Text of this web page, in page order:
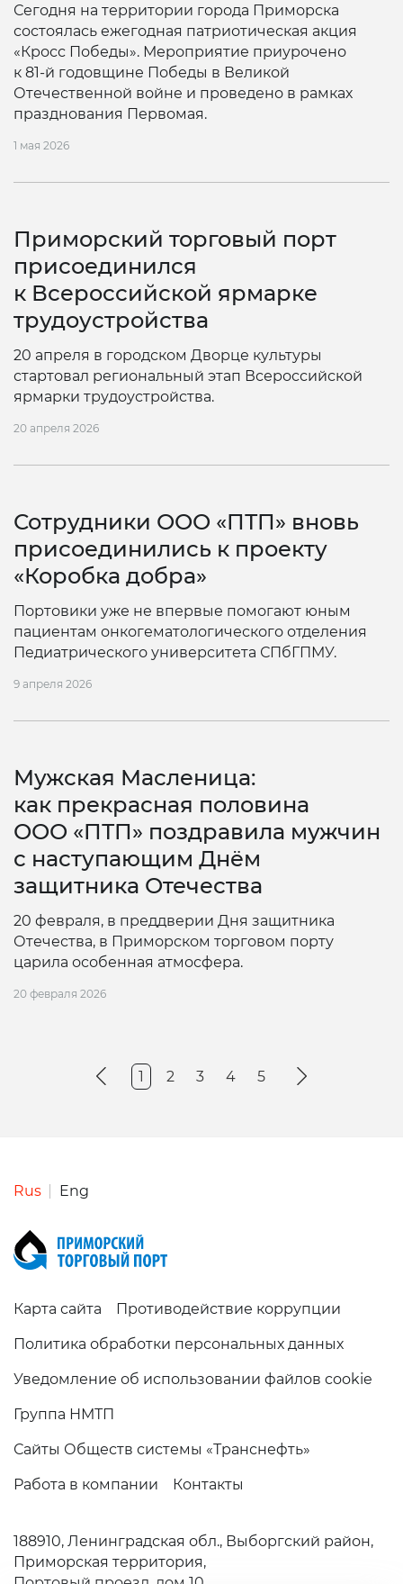
Сегодня на территории города Приморска
состоялась ежегодная патриотическая акция
«Кросс Победы». Мероприятие приурочено
к 81‑й годовщине Победы в Великой
Отечественной войне и проведено в рамках
празднования Первомая.
1 мая 2026
Приморский торговый порт
присоединился
к Всероссийской ярмарке
трудоустройства
20 апреля в городском Дворце культуры
стартовал региональный этап Всероссийской
ярмарки трудоустройства.
20 апреля 2026
Сотрудники ООО «ПТП» вновь
присоединились к проекту
«Коробка добра»
Портовики уже не впервые помогают юным
пациентам онкогематологического отделения
Педиатрического университета СПбГПМУ.
9 апреля 2026
Мужская Масленица:
как прекрасная половина
ООО «ПТП» поздравила мужчин
с наступающим Днём
защитника Отечества
20 февраля, в преддверии Дня защитника
Отечества, в Приморском торговом порту
царила особенная атмосфера.
20 февраля 2026
1 2 3 4 5
Rus Eng
Карта сайта Противодействие коррупции
Политика обработки персональных данных
Уведомление об использовании файлов cookie
Группа НМТП
Сайты Обществ системы «Транснефть»
Работа в компании Контакты
188910, Ленинградская обл., Выборгский район,
Приморская территория,